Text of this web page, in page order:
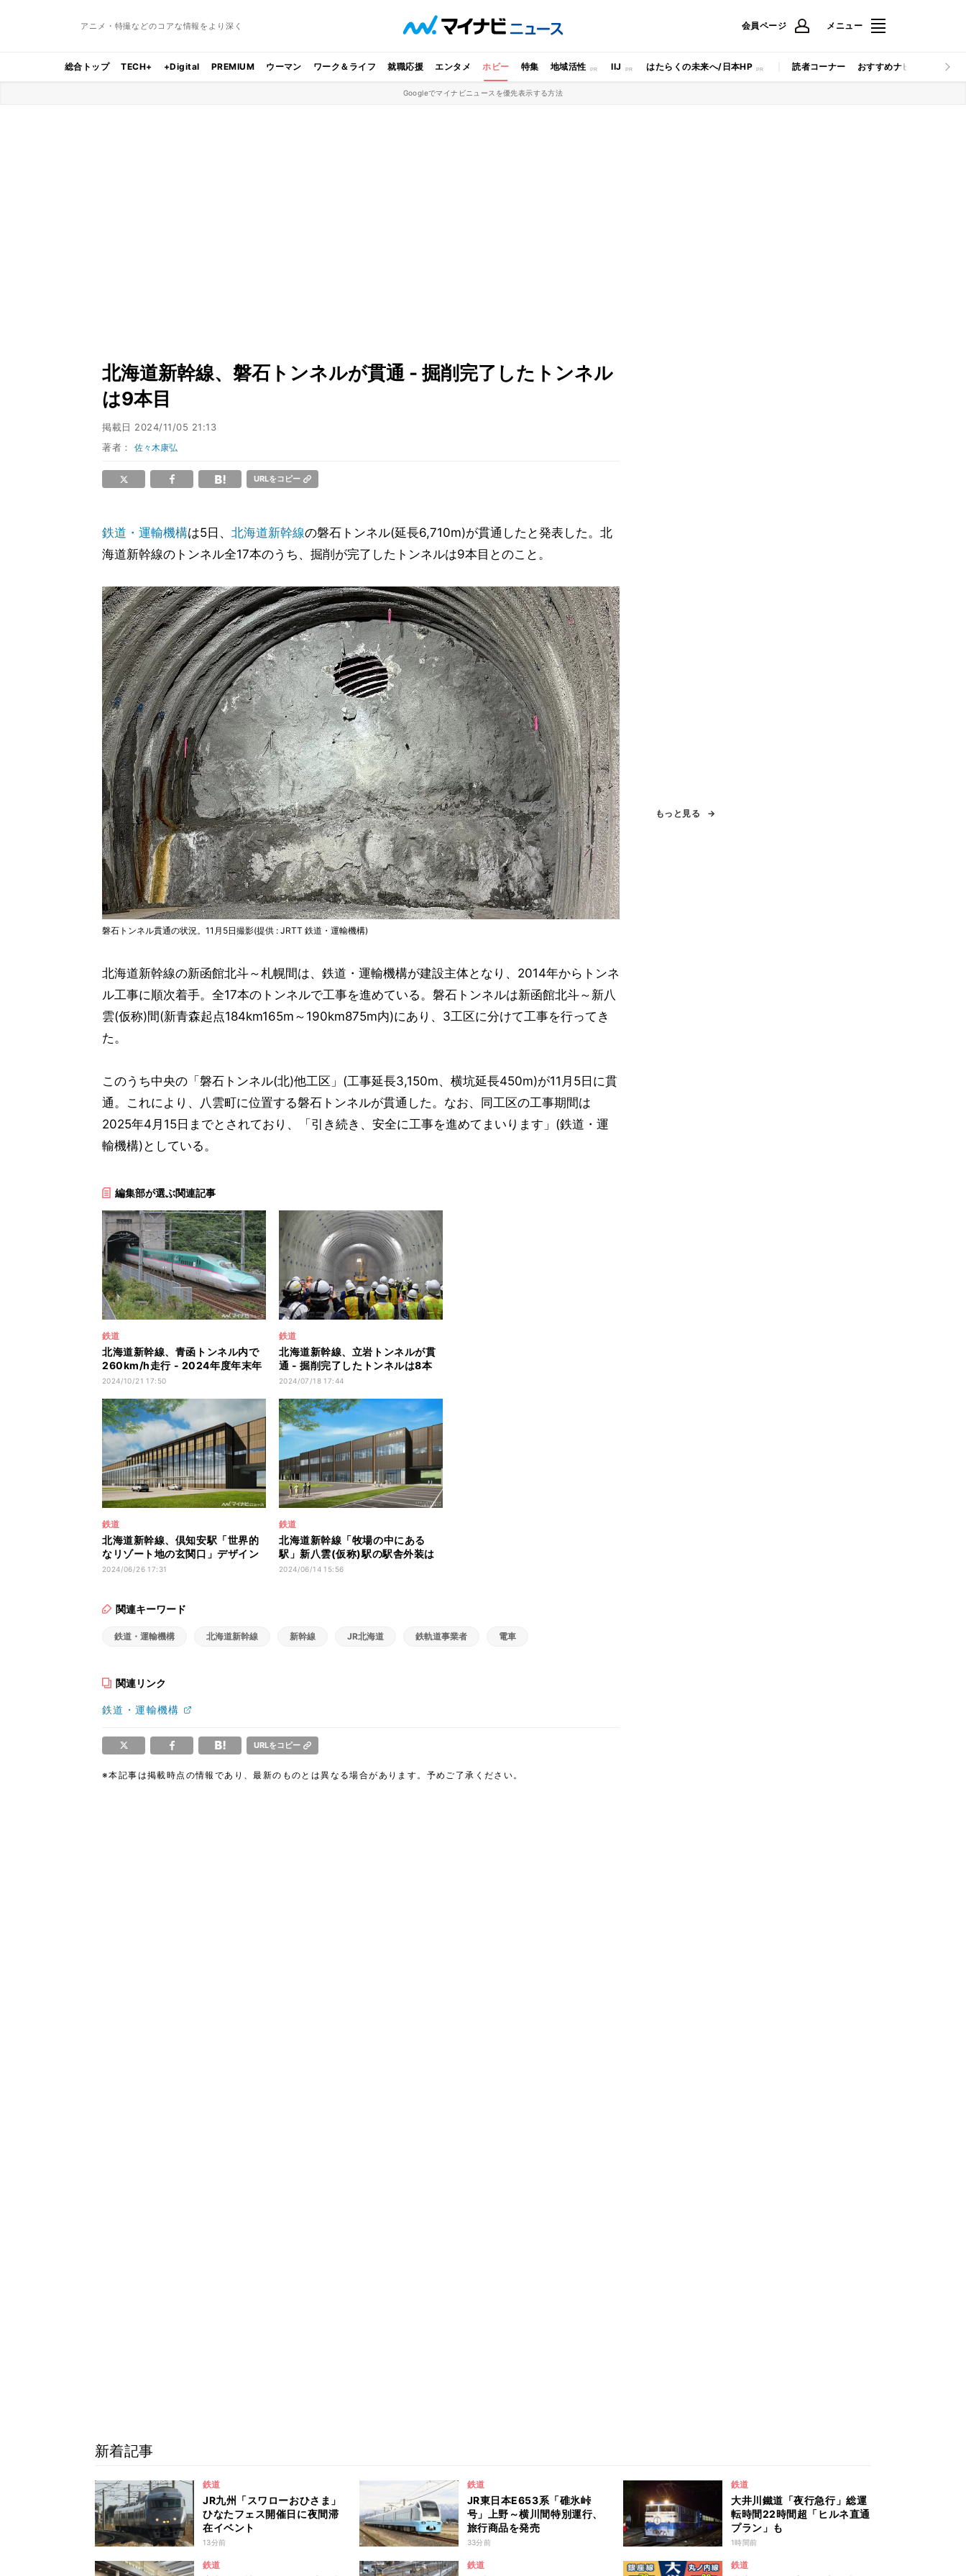
アニメ・特撮などのコアな情報をより深く 会員ページ メニュー
総合トップ TECH+ +Digital PREMIUM ウーマン ワーク＆ライフ 就職応援 エンタメ ホビー 特集 地域活性 IIJ はたらくの未来へ/日本HP 読者コーナー おすすめナビ マイナビ
Googleでマイナビニュースを優先表示する方法
北海道新幹線、磐石トンネルが貫通 - 掘削完了したトンネル
は9本目
掲載日 2024/11/05 21:13
著者：佐々木康弘
URLをコピー
鉄道・運輸機構は5日、 北海道新幹線の磐石トンネル(延長6,710m)が貫通したと発表した。北
海道新幹線のトンネル全17本のうち、掘削が完了したトンネルは9本目とのこと。
磐石トンネル貫通の状況。11月5日撮影(提供 : JRTT 鉄道・運輸機構)
北海道新幹線の新函館北斗～札幌間は、鉄道・運輸機構が建設主体となり、2014年からトンネ
ル工事に順次着手。全17本のトンネルで工事を進めている。磐石トンネルは新函館北斗～新八
雲(仮称)間(新青森起点184km165m～190km875m内)にあり、3工区に分けて工事を行ってき
た。
このうち中央の「磐石トンネル(北)他工区」(工事延長3,150m、横坑延長450m)が11月5日に貫
通。これにより、八雲町に位置する磐石トンネルが貫通した。なお、同工区の工事期間は
2025年4月15日までとされており、「引き続き、安全に工事を進めてまいります」(鉄道・運
輸機構)としている。
編集部が選ぶ関連記事
鉄道
北海道新幹線、青函トンネル内で
260km/h走行 - 2024年度年末年
始も
2024/10/21 17:50
鉄道
北海道新幹線、立岩トンネルが貫
通 - 掘削完了したトンネルは8本
目
2024/07/18 17:44
鉄道
北海道新幹線、倶知安駅「世界的
なリゾート地の玄関口」デザイン
は
2024/06/26 17:31
鉄道
北海道新幹線「牧場の中にある
駅」新八雲(仮称)駅の駅舎外装は
黒系
2024/06/14 15:56
関連キーワード
鉄道・運輸機構 北海道新幹線 新幹線 JR北海道 鉄軌道事業者 電車
関連リンク
鉄道・運輸機構
URLをコピー
※本記事は掲載時点の情報であり、最新のものとは異なる場合があります。予めご了承ください。
もっと見る
新着記事
鉄道
JR九州「スワローおひさま」
ひなたフェス開催日に夜間滞
在イベント
13分前
鉄道
JR東日本E653系「碓氷峠
号」上野～横川間特別運行、
旅行商品を発売
33分前
鉄道
大井川鐵道「夜行急行」総運
転時間22時間超「ヒルネ直通
プラン」も
1時間前
鉄道 鉄道 鉄道